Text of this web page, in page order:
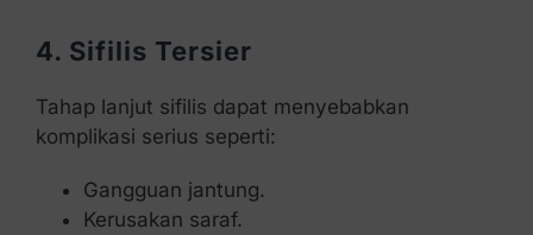
4. Sifilis Tersier
Tahap lanjut sifilis dapat menyebabkan
komplikasi serius seperti:
Gangguan jantung.
Kerusakan saraf.